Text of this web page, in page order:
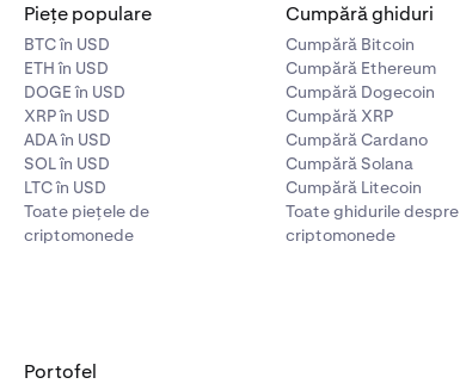
Piețe populare
BTC în USD
ETH în USD
DOGE în USD
XRP în USD
ADA în USD
SOL în USD
LTC în USD
Toate piețele de
criptomonede
Cumpără ghiduri
Cumpără Bitcoin
Cumpără Ethereum
Cumpără Dogecoin
Cumpără XRP
Cumpără Cardano
Cumpără Solana
Cumpără Litecoin
Toate ghidurile despre
criptomonede
Portofel